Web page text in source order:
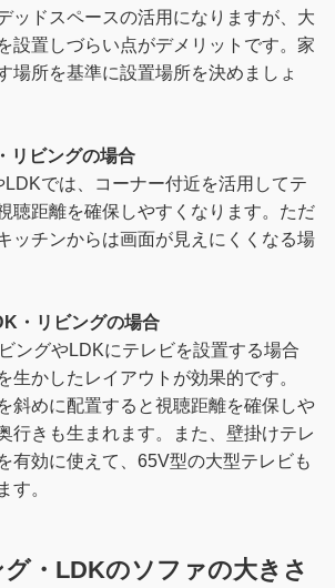
ッドスペースの活用になりますが、大
設置しづらい点がデメリットです。家
場所を基準に設置場所を決めましょ
リビングの場合
LDKでは、コーナー付近を活用してテ
聴距離を確保しやすくなります。ただ
ッチンからは画面が見えにくくなる場
・リビングの場合
ングやLDKにテレビを設置する場合
生かしたレイアウトが効果的です。
斜めに配置すると視聴距離を確保しや
行きも生まれます。また、壁掛けテレ
有効に使えて、65V型の大型テレビも
す。
・LDKのソファの大きさ